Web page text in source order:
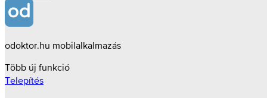
odoktor.hu mobilalkalmazás
Több új funkció
Telepítés